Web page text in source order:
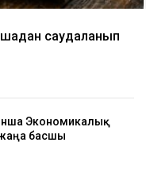
саудаланып
Экономикалық
жаңа басшы